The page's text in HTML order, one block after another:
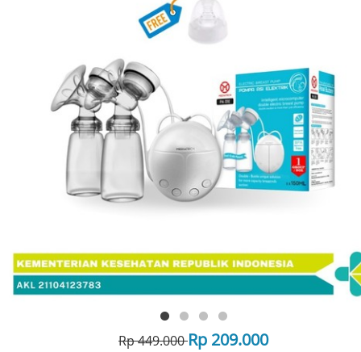
Rp 449.000Rp 209.000